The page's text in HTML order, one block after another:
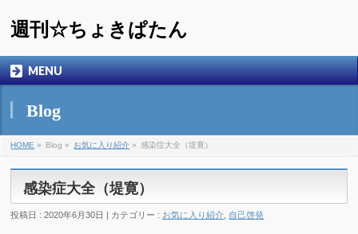
週刊☆ちょきぱたん
MENU
Blog
HOME » Blog » お気に入り紹介 » 感染症大全（堤寛）
感染症大全（堤寛）
投稿日 : 2020年6月30日 | カテゴリー : お気に入り紹介 自己啓発